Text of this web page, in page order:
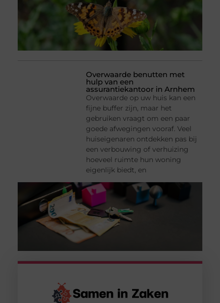
Overwaarde benutten met
hulp van een
assurantiekantoor in Arnhem
Overwaarde op uw huis kan een
fijne buffer zijn, maar het
gebruiken vraagt om een paar
goede afwegingen vooraf. Veel
huiseigenaren ontdekken pas bij
een verbouwing of verhuizing
hoeveel ruimte hun woning
eigenlijk biedt, en